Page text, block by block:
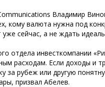
Владимир
кому валюта нужна под
сейчас, а не ждать
отдела инвесткомпании
расходам. Если доходы и
за рубеж или другую
призвал Абелев.